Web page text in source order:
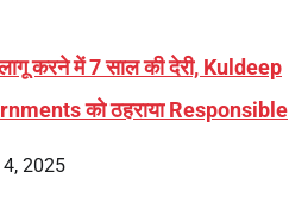
करने में 7 साल की देरी, Kuldeep
को ठहराया Responsible
4, 2025